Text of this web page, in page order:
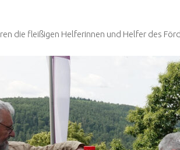
die fleißigen Helferinnen und Helfer des